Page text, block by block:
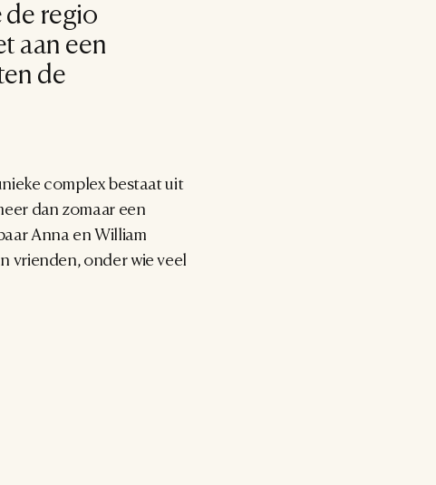
de regio
aan een
de
complex bestaat uit
dan zomaar een
Anna en William
vrienden, onder wie veel